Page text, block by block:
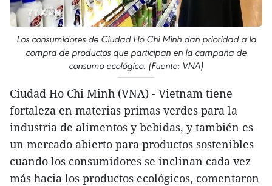
Los consumidores de Ciudad Ho Chi Minh dan prioridad a la
compra de productos que participan en la campaña de
consumo ecológico. (Fuente: VNA)
Ciudad Ho Chi Minh (VNA) - Vietnam tiene
fortaleza en materias primas verdes para la
industria de alimentos y bebidas, y también es
un mercado abierto para productos sostenibles
cuando los consumidores se inclinan cada vez
más hacia los productos ecológicos, comentaron